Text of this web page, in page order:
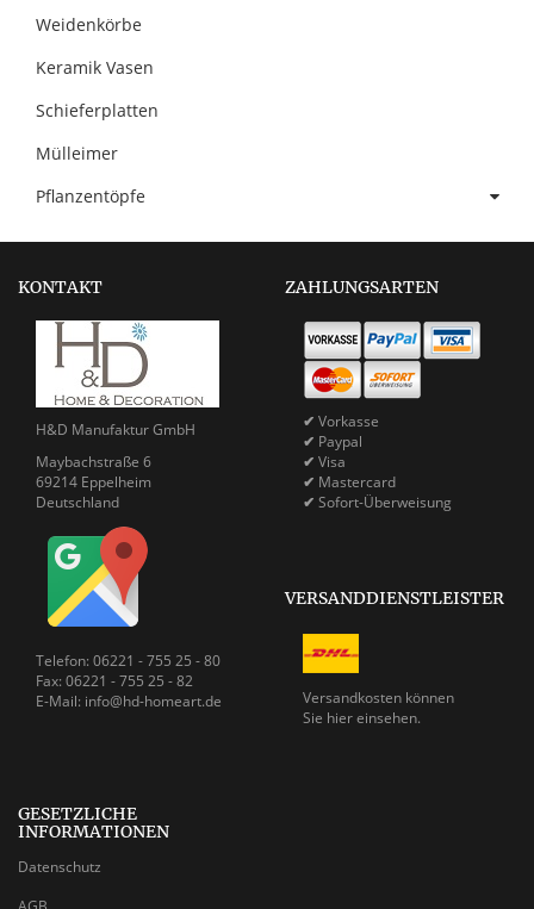
Weidenkörbe
Keramik Vasen
Schieferplatten
Mülleimer
Pflanzentöpfe
KONTAKT
H&D Manufaktur GmbH
Maybachstraße 6
69214 Eppelheim
Deutschland
Telefon: 06221 - 755 25 - 80
Fax: 06221 - 755 25 - 82
E-Mail: info@hd-homeart.de
ZAHLUNGSARTEN
✔ Vorkasse
✔ Paypal
✔ Visa
✔ Mastercard
✔ Sofort-Überweisung
VERSANDDIENSTLEISTER
Versandkosten können
Sie hier einsehen.
GESETZLICHE
INFORMATIONEN
Datenschutz